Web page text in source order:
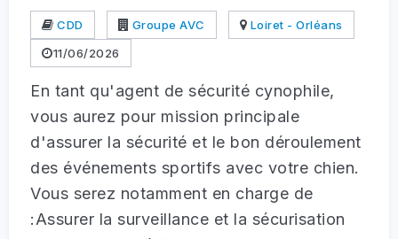
CDD Groupe AVC
Loiret - Orléans
11/06/2026
En tant qu'agent de sécurité cynophile,
vous aurez pour mission principale
d'assurer la sécurité et le bon déroulement
des événements sportifs avec votre chien.
Vous serez notamment en charge de
:Assurer la surveillance et la sécurisation